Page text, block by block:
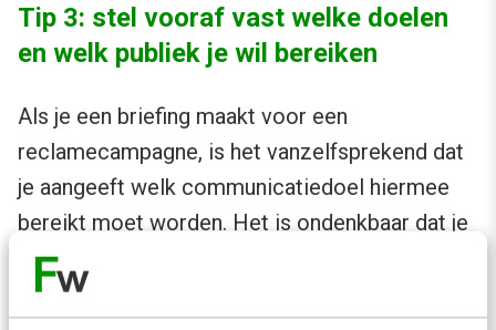
Tip 3: stel vooraf vast welke doelen
en welk publiek je wil bereiken
Als je een briefing maakt voor een
reclamecampagne, is het vanzelfsprekend dat
je aangeeft welk communicatiedoel hiermee
bereikt moet worden. Het is ondenkbaar dat je
een bureau vraagt een tv-spotje te ontwikkelen
zonder duidelijk doel voor ogen. Toch gebeurt